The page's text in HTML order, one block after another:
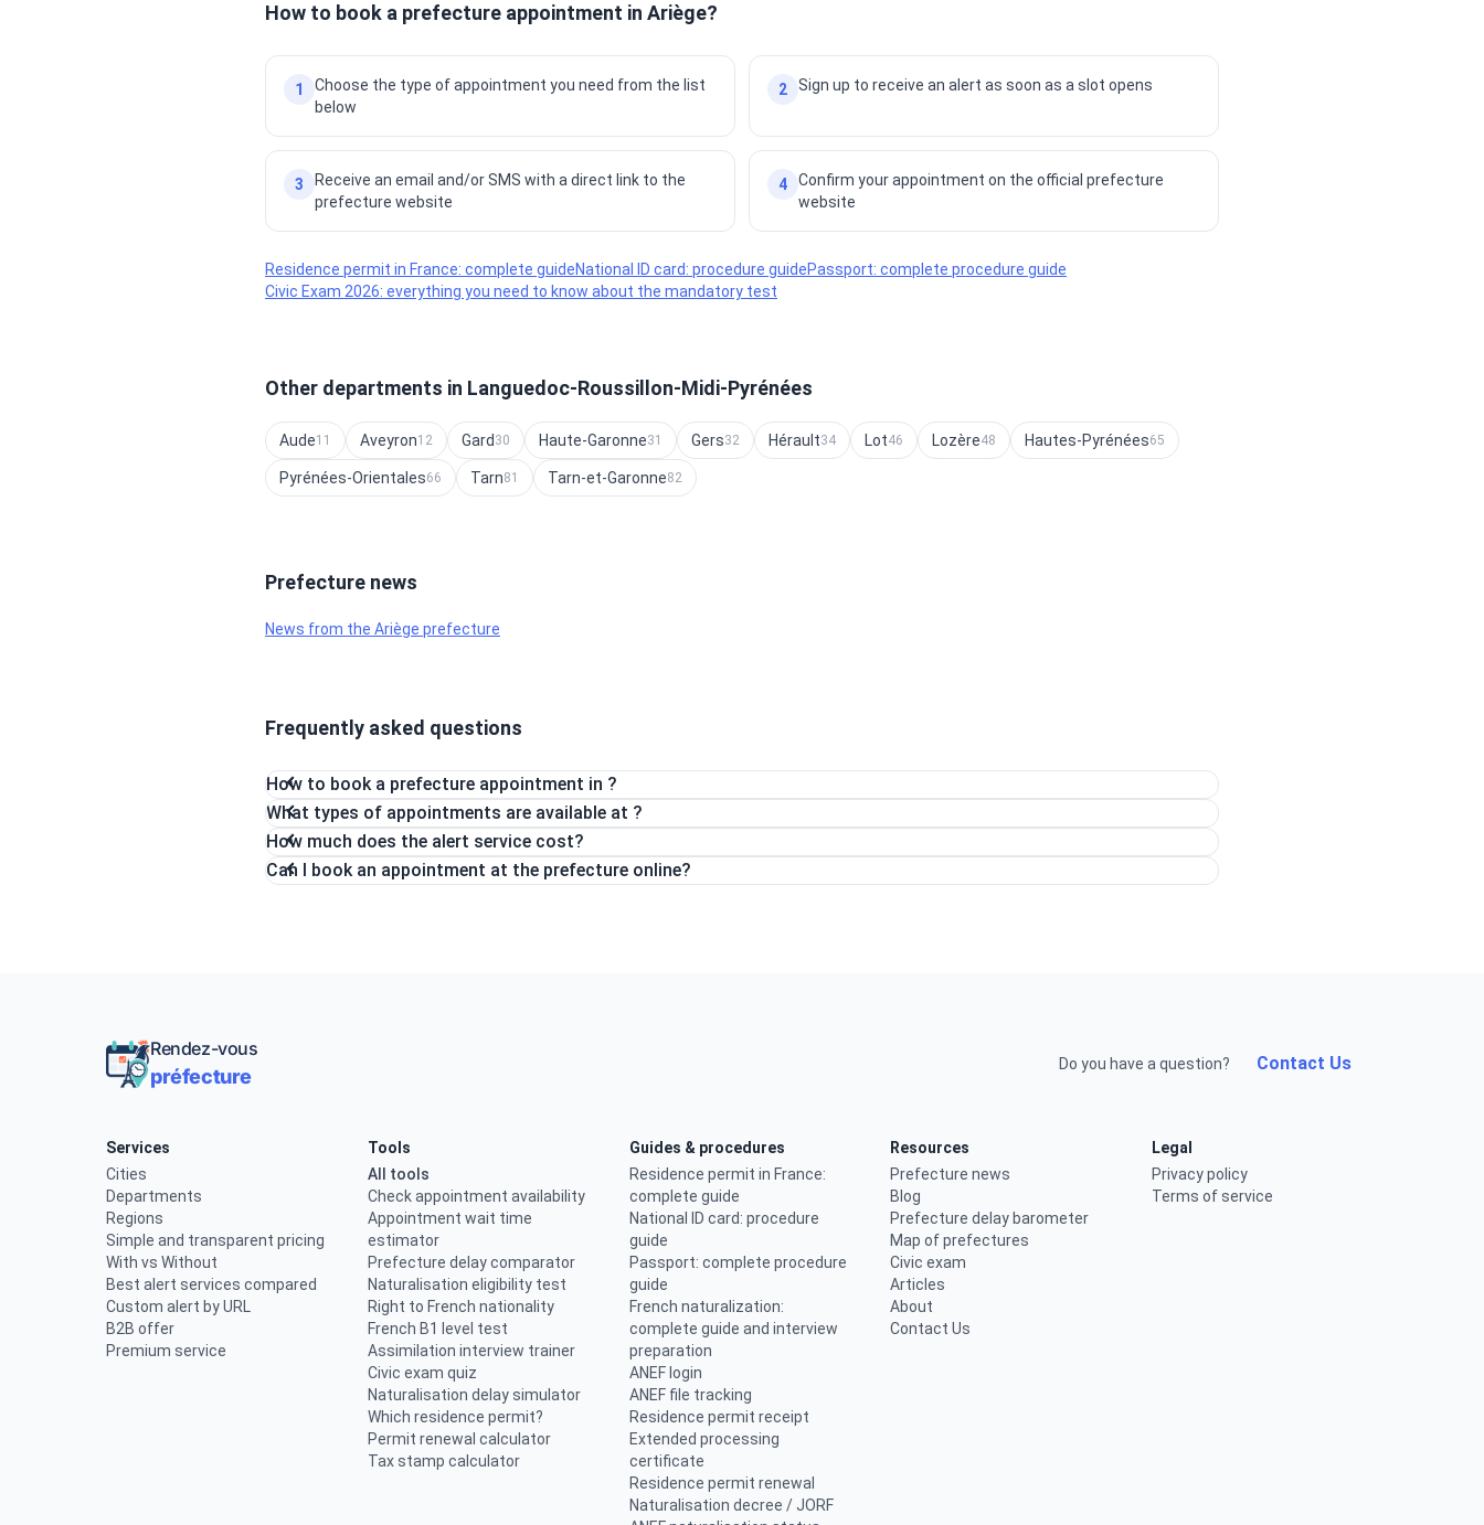
How to book a prefecture appointment in Ariège?
1
Choose the type of appointment you need from the list
below
2 Sign up to receive an alert as soon as a slot opens
3
Receive an email and/or SMS with a direct link to the
prefecture website
4
Confirm your appointment on the official prefecture
website
Residence permit in France: complete guideNational ID card: procedure guidePassport: complete procedure guide
Civic Exam 2026: everything you need to know about the mandatory test
Other departments in Languedoc-Roussillon-Midi-Pyrénées
Aude11 Aveyron12 Gard 30 Haute-Garonne31 Gers32 Hérault34 Lot46 Lozère48 Hautes-Pyrénées65
Pyrénées-Orientales66 Tarn81 Tarn-et-Garonne82
Prefecture news
News from the Ariège prefecture
Frequently asked questions
How to book a prefecture appointment in ?
What types of appointments are available at ?
How much does the alert service cost?
Can I book an appointment at the prefecture online?
Rendez-vous
préfecture
Do you have a question? Contact Us
Services
Cities
Departments
Regions
Simple and transparent pricing
With vs Without
Best alert services compared
Custom alert by URL
B2B offer
Premium service
Tools
All tools
Check appointment availability
Appointment wait time
estimator
Prefecture delay comparator
Naturalisation eligibility test
Right to French nationality
French B1 level test
Assimilation interview trainer
Civic exam quiz
Naturalisation delay simulator
Which residence permit?
Permit renewal calculator
Tax stamp calculator
Guides & procedures
Residence permit in France:
complete guide
National ID card: procedure
guide
Passport: complete procedure
guide
French naturalization:
complete guide and interview
preparation
ANEF login
ANEF file tracking
Residence permit receipt
Extended processing
certificate
Residence permit renewal
Naturalisation decree / JORF
Resources
Prefecture news
Blog
Prefecture delay barometer
Map of prefectures
Civic exam
Articles
About
Contact Us
Legal
Privacy policy
Terms of service